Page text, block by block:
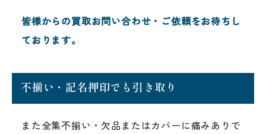
皆様からの買取お問い合わせ・ご依頼をお待ちし
ております。
不揃い・記名押印でも引き取り
また全集不揃い・欠品またはカバーに痛みありで